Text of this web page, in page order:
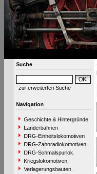
Suche
zur erweiterten Suche
Navigation
Geschichte & Hintergründe
Länderbahnen
DRG-Einheitslokomotiven
DRG-Zahnradlokomotiven
DRG-Schmalspurlok.
Kriegslokomotiven
Verlagerungsbauten